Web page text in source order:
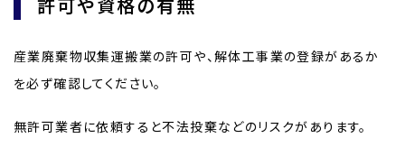
産業廃棄物収集運搬業の許可や、解体工事業の登録があるか
を必ず確認してください。
無許可業者に依頼すると不法投棄などのリスクがあります。